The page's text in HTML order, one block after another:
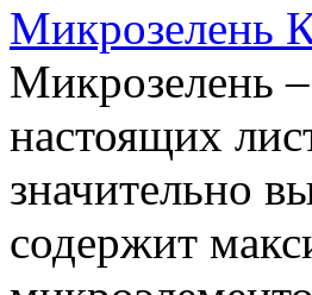
Микрозелень
Микрозелень
настоящих
значительно
содержит